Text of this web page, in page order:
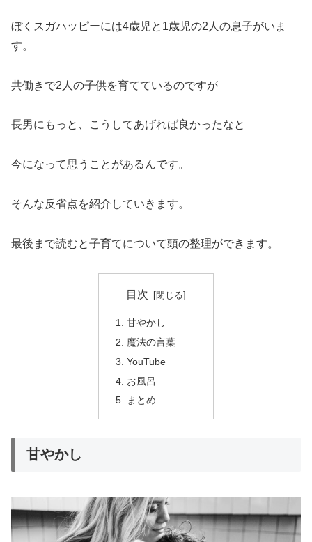
ぼくスガハッピーには4歳児と1歳児の2人の息子がいま
す。
共働きで2人の子供を育てているのですが
長男にもっと、こうしてあげれば良かったなと
今になって思うことがあるんです。
そんな反省点を紹介していきます。
最後まで読むと子育てについて頭の整理ができます。
目次
甘やかし
魔法の言葉
YouTube
お風呂
まとめ
甘やかし